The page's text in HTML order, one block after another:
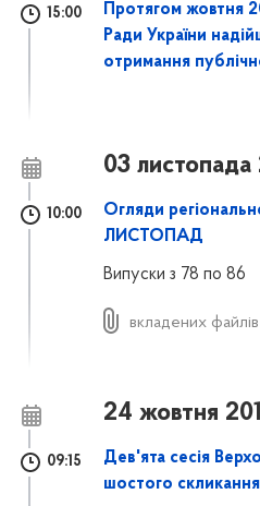
15:00
Протягом жовтня
Ради України
отримання
03 листопада
10:00
Огляди
ЛИСТОПАД
Випуски з 78 по 86
вкладених
24 жовтня
09:15
Дев'ята сесія
шостого скликання